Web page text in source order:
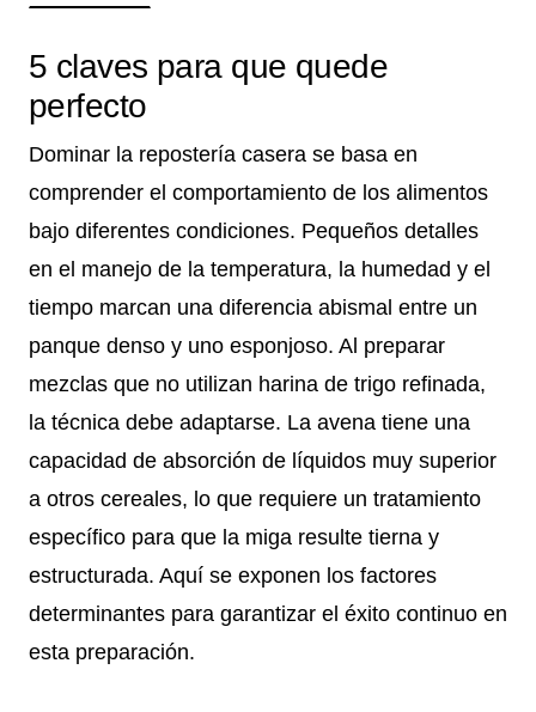
5 claves para que quede
perfecto
Dominar la repostería casera se basa en
comprender el comportamiento de los alimentos
bajo diferentes condiciones. Pequeños detalles
en el manejo de la temperatura, la humedad y el
tiempo marcan una diferencia abismal entre un
panque denso y uno esponjoso. Al preparar
mezclas que no utilizan harina de trigo refinada,
la técnica debe adaptarse. La avena tiene una
capacidad de absorción de líquidos muy superior
a otros cereales, lo que requiere un tratamiento
específico para que la miga resulte tierna y
estructurada. Aquí se exponen los factores
determinantes para garantizar el éxito continuo en
esta preparación.